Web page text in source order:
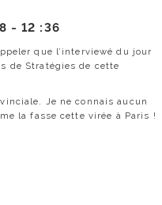
-12 :36
que l’interviewé du jour
de Stratégies de cette
Je ne connais aucun
la fasse cette virée à Paris !